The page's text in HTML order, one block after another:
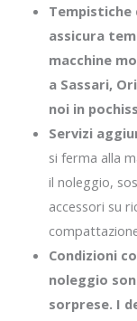
Tempistiche
assicura
macchine
a Sassari,
noi in
Servizi
si ferma alla
il noleggio,
accessori su
Condizioni
noleggio
sorprese. I